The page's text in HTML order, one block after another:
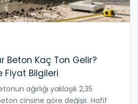
Beton Kaç Ton Gelir?
Fiyat Bilgileri
ağırlığı yaklaşık 2,35
cinsine göre değişir. Hafif